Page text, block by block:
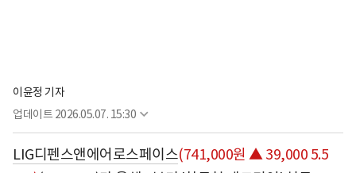
이윤정 기자
업데이트 2026.05.07. 15:30
LIG디펜스앤에어로스페이스(741,000원 ▲ 39,000 5.5